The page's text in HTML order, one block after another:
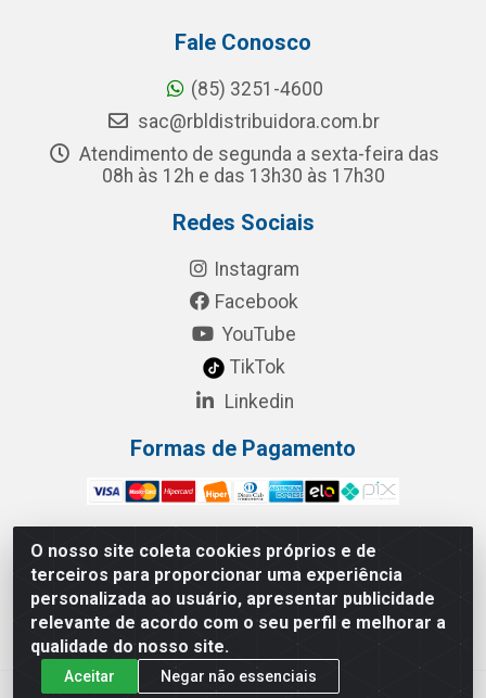
O nosso site coleta cookies próprios e de
terceiros para proporcionar uma experiência
personalizada ao usuário, apresentar publicidade
relevante de acordo com o seu perfil e melhorar a
qualidade do nosso site.
Aceitar Negar não essenciais
Fale Conosco
(85) 3251-4600
sac@rbldistribuidora.com.br
Atendimento de segunda a sexta-feira das
08h às 12h e das 13h30 às 17h30
Redes Sociais
Instagram
Facebook
YouTube
TikTok
Linkedin
Formas de Pagamento
RBL Distribuidora Distribuidora Gomes LTDA - Rua
Maximiano Barreto, 940 - Barroso, Fortaleza/CE - CEP:
60863-260 - CNPJ 05.461.276/0001-90